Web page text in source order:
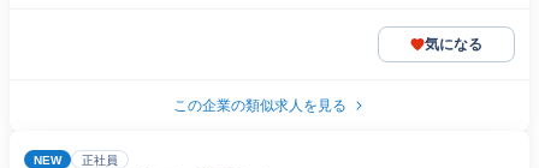
気になる
この企業の類似求人を見る
NEW 正社員